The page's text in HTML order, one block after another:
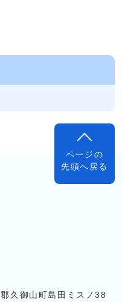
ページの
先頭へ戻る
久御山町島田ミスノ38